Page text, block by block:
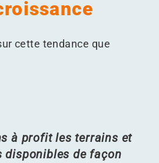
cette tendance que
à profit les terrains et
disponibles de façon